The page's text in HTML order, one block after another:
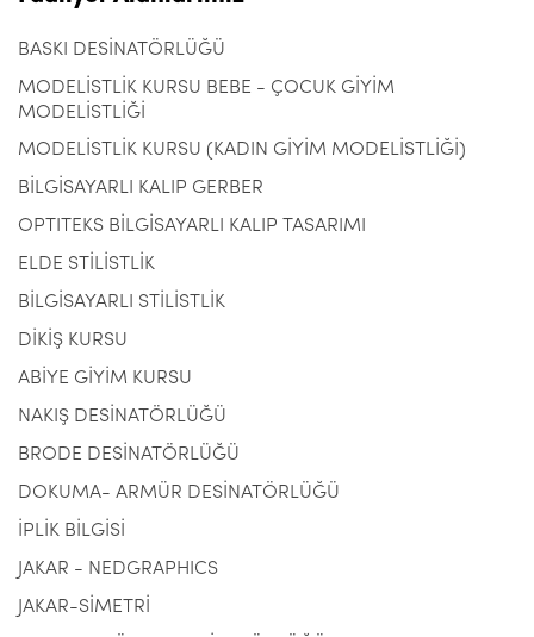
BASKI DESİNATÖRLÜĞÜ
MODELİSTLİK KURSU BEBE - ÇOCUK GİYİM
MODELİSTLİĞİ
MODELİSTLİK KURSU (KADIN GİYİM MODELİSTLİĞİ)
BİLGİSAYARLI KALIP GERBER
OPTITEKS BİLGİSAYARLI KALIP TASARIMI
ELDE STİLİSTLİK
BİLGİSAYARLI STİLİSTLİK
DİKİŞ KURSU
ABİYE GİYİM KURSU
NAKIŞ DESİNATÖRLÜĞÜ
BRODE DESİNATÖRLÜĞÜ
DOKUMA- ARMÜR DESİNATÖRLÜĞÜ
İPLİK BİLGİSİ
JAKAR - NEDGRAPHICS
JAKAR-SİMETRİ